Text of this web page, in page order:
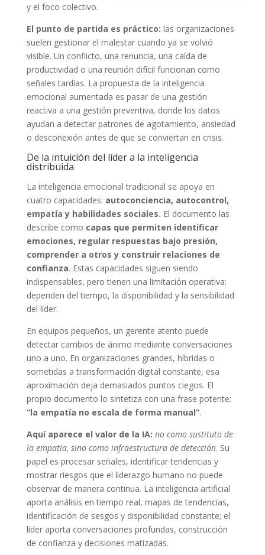
y el foco colectivo.
El punto de partida es práctico: las organizaciones
suelen gestionar el malestar cuando ya se volvió
visible. Un conflicto, una renuncia, una caída de
productividad o una reunión difícil funcionan como
señales tardías. La propuesta de la inteligencia
emocional aumentada es pasar de una gestión
reactiva a una gestión preventiva, donde los datos
ayudan a detectar patrones de agotamiento, ansiedad
o desconexión antes de que se conviertan en crisis.
De la intuición del líder a la inteligencia
distribuida
La inteligencia emocional tradicional se apoya en
cuatro capacidades: autoconciencia, autocontrol,
empatía y habilidades sociales. El documento las
describe como capas que permiten identificar
emociones, regular respuestas bajo presión,
comprender a otros y construir relaciones de
confianza. Estas capacidades siguen siendo
indispensables, pero tienen una limitación operativa:
dependen del tiempo, la disponibilidad y la sensibilidad
del líder.
En equipos pequeños, un gerente atento puede
detectar cambios de ánimo mediante conversaciones
uno a uno. En organizaciones grandes, híbridas o
sometidas a transformación digital constante, esa
aproximación deja demasiados puntos ciegos. El
propio documento lo sintetiza con una frase potente:
“la empatía no escala de forma manual”.
Aquí aparece el valor de la IA: no como sustituto de
la empatía, sino como infraestructura de detección. Su
papel es procesar señales, identificar tendencias y
mostrar riesgos que el liderazgo humano no puede
observar de manera continua. La inteligencia artificial
aporta análisis en tiempo real, mapas de tendencias,
identificación de sesgos y disponibilidad constante; el
líder aporta conversaciones profundas, construcción
de confianza y decisiones matizadas.